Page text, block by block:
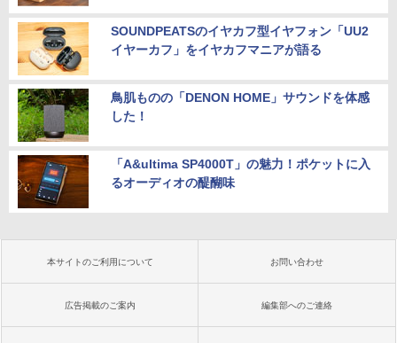
SOUNDPEATSのイヤカフ型イヤフォン「UU2
イヤーカフ」をイヤカフマニアが語る
鳥肌ものの「DENON HOME」サウンドを体感
した！
「A&ultima SP4000T」の魅力！ポケットに入
るオーディオの醍醐味
本サイトのご利用について お問い合わせ
広告掲載のご案内 編集部へのご連絡